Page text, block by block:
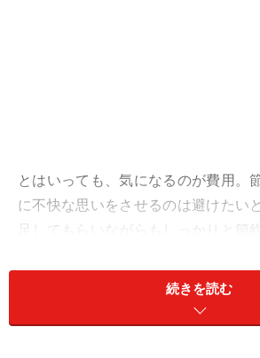
とはいっても、気になるのが費用。
に不快な思いをさせるのは避けたい
足してもらいながらもしっかりと節
結婚式の費用、300万円～
続きを読む